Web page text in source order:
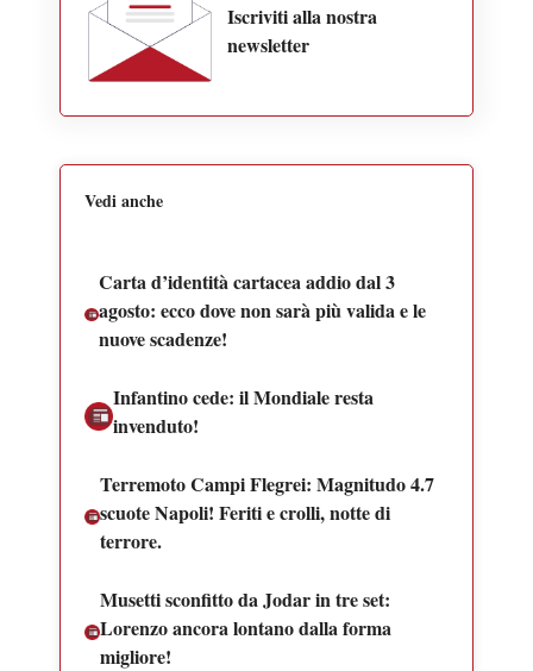
Iscriviti alla nostra
newsletter
Vedi anche
Carta d’identità cartacea addio dal 3
agosto: ecco dove non sarà più valida e le
nuove scadenze!
Infantino cede: il Mondiale resta
invenduto!
Terremoto Campi Flegrei: Magnitudo 4.7
scuote Napoli! Feriti e crolli, notte di
terrore.
Musetti sconfitto da Jodar in tre set:
Lorenzo ancora lontano dalla forma
migliore!